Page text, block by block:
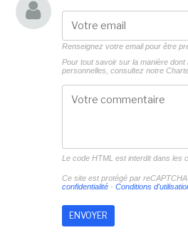
Renseignez votre email pour être
Pour tout savoir sur la manière
personnelles, consultez notre
Le code HTML est interdit dans les
Ce site est protégé par
confidentialité- Conditions